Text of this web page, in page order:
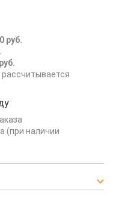
руб.
(при наличии